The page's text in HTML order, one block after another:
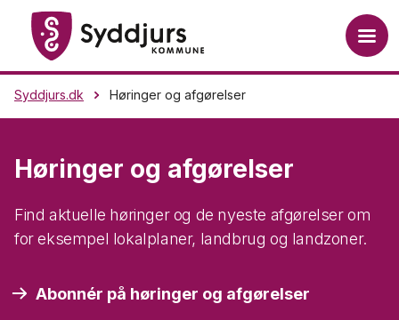
Syddjurs.dk Høringer og afgørelser
Høringer og afgørelser
Find aktuelle høringer og de nyeste afgørelser om
for eksempel lokalplaner, landbrug og landzoner.
Abonnér på høringer og afgørelser